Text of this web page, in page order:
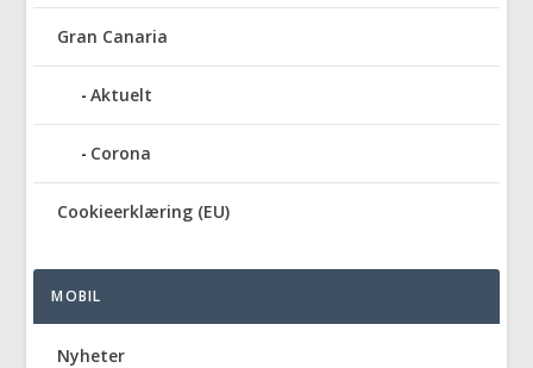
Gran Canaria
Aktuelt
Corona
Cookieerklæring (EU)
MOBIL
Nyheter